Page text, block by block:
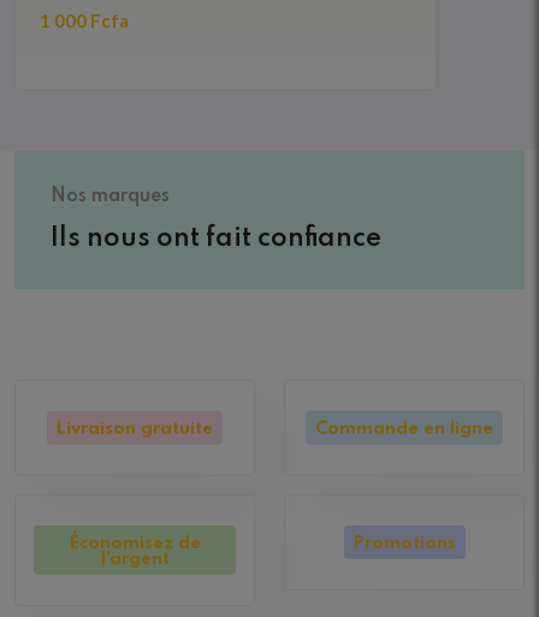
1 000 Fcfa
Nos marques
Ils nous ont fait confiance
Livraison gratuite Commande en ligne
Économisez de
l'argent
Promotions